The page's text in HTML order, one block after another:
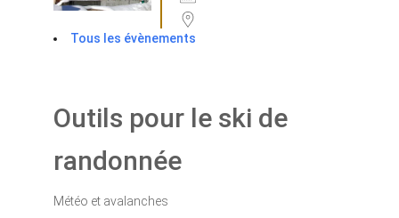
Tous les évènements
Outils pour le ski de
randonnée
Météo et avalanches